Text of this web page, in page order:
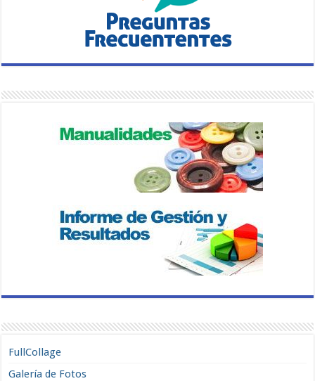
FullCollage
Galería de Fotos